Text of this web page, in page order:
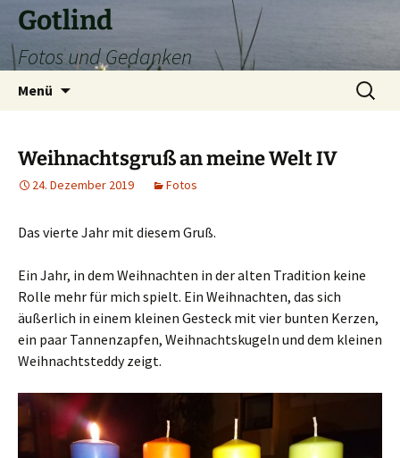
Zum
Inhalt
springen
Gotlind
Fotos und Gedanken
Menü
Suchen
nach:
Weihnachtsgruß an meine Welt IV
24. Dezember 2019 Fotos
Das vierte Jahr mit diesem Gruß.
Ein Jahr, in dem Weihnachten in der alten Tradition keine
Rolle mehr für mich spielt. Ein Weihnachten, das sich
äußerlich in einem kleinen Gesteck mit vier bunten Kerzen,
ein paar Tannenzapfen, Weihnachtskugeln und dem kleinen
Weihnachtsteddy zeigt.